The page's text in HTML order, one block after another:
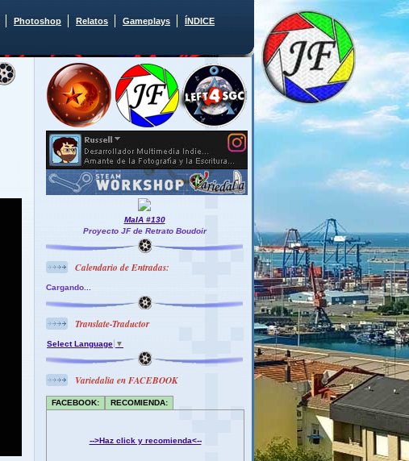
Photoshop Relatos Gameplays
ÍNDICE
MaIA #130
Proyecto JF de Retrato Boudoir
Calendario de Entradas:
Cargando...
Translate-Traductor
Select Language ▼
Variedalia en FACEBOOK
FACEBOOK: RECOMIENDA:
-->Haz click y recomienda<--